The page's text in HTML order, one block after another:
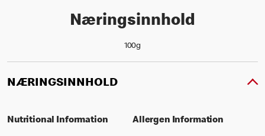
Næringsinnhold
100g
NÆRINGSINNHOLD
Nutritional Information Allergen Information